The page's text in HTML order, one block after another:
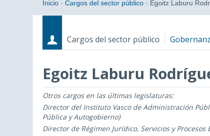
Inicio · Cargos del sector público · Egoitz Laburu
Cargos del sector público
Egoitz Laburu
CargosFecha de inicio - Fecha fin
Otros cargos en las últimas legislaturas:
Director del Instituto Vasco de Administración
Pública y Autogobierno)
Director de Régimen Jurídico, Servicios y Procesos